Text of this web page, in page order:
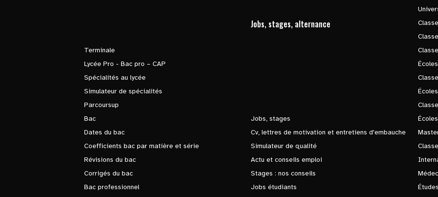
Terminale
Lycée Pro - Bac pro – CAP
Spécialités au lycée
Simulateur de spécialités
Parcoursup
Bac
Dates du bac
Coefficients bac par matière et série
Révisions du bac
Corrigés du bac
Bac professionnel
Jobs, stages, alternance
Jobs, stages
Cv, lettres de motivation et entretiens d'embauche
Simulateur de qualité
Actu et conseils emploi
Stages : nos conseils
Jobs étudiants